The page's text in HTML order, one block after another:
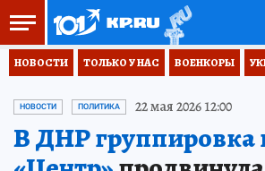
НОВОСТИ ТОЛЬКО У НАС ВОЕНКОРЫ
НОВОСТИ ПОЛИТИКА 22 мая 2026 12:00
В ДНР группировка